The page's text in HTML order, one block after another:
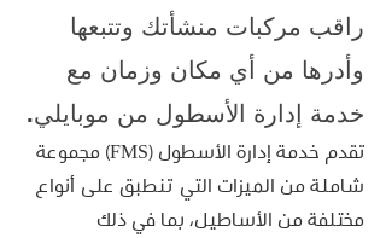
راقب مركبات منشأتك وتتبعها
وأدرها من أي مكان وزمان مع
خدمة إدارة الأسطول من موبايلي.
تقدم خدمة إدارة الأسطول (FMS) مجموعة
شاملة من الميزات التي تنطبق على أنواع
مختلفة من الأساطيل، بما في ذلك